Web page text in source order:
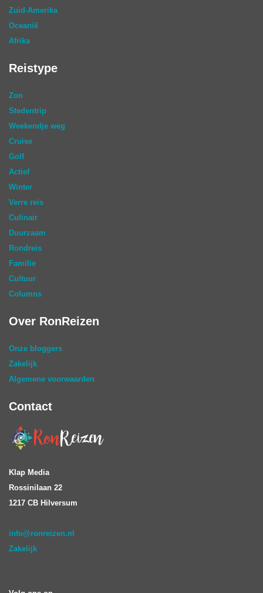
Zuid-Amerika
Oceanië
Afrika
Reistype
Zon
Stedentrip
Weekendje weg
Cruise
Golf
Actief
Winter
Verre reis
Culinair
Duurzaam
Rondreis
Familie
Cultuur
Columns
Over RonReizen
Onze bloggers
Zakelijk
Algemene voorwaarden
Contact
Klap Media
Rossinilaan 22
1217 CB Hilversum
info@ronreizen.nl
Zakelijk